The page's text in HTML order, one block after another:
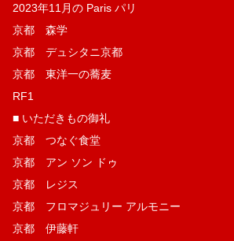
2023年11月の Paris パリ
京都 森学
京都 デュシタニ京都
京都 東洋一の蕎麦
RF1
■ いただきもの御礼
京都 つなぐ食堂
京都 アン ソン ドゥ
京都 レジス
京都 フロマジュリー アルモニー
京都 伊藤軒